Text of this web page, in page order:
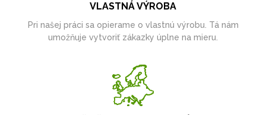
VLASTNÁ VÝROBA
Pri našej práci sa opierame o vlastnú výrobu. Tá nám
umožňuje vytvoriť zákazky úplne na mieru.